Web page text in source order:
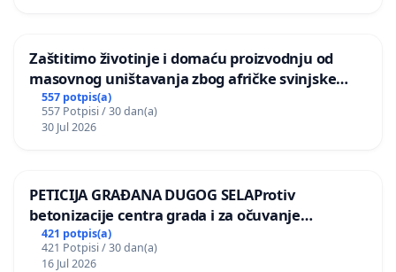
Zaštitimo životinje i domaću proizvodnju od
masovnog uništavanja zbog afričke svinjske
kuge
557 potpis(a)
557 Potpisi / 30 dan(a)
30 Jul 2026
PETICIJA GRAĐANA DUGOG SELAProtiv
betonizacije centra grada i za očuvanje
postojećih zelenih površina i odraslih stabala pri
donošenju izmjena urbanističkog plana
421 potpis(a)
421 Potpisi / 30 dan(a)
16 Jul 2026